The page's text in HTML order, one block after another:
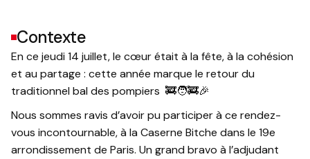
Contexte
En ce jeudi 14 juillet, le cœur était à la fête, à la cohésion
et au partage : cette année marque le retour du
traditionnel bal des pompiers 🚒🧑‍🚒🎉
Nous sommes ravis d’avoir pu participer à ce rendez-
vous incontournable, à la Caserne Bitche dans le 19e
arrondissement de Paris. Un grand bravo à l’adjudant